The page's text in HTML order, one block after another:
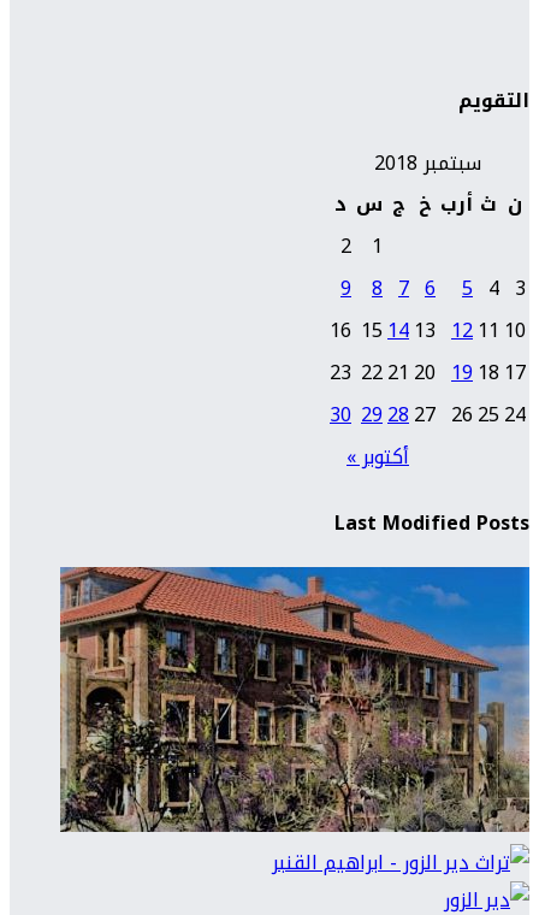
التقويم
سبتمبر 2018
ن ث أرب خ ج س د
أكتوبر »
1
2
3
4
5
6
7
8
9
10
11
12
13
14
15
16
17
18
19
20
21
22
23
24
25
26
27
28
29
30
Last Modified Posts